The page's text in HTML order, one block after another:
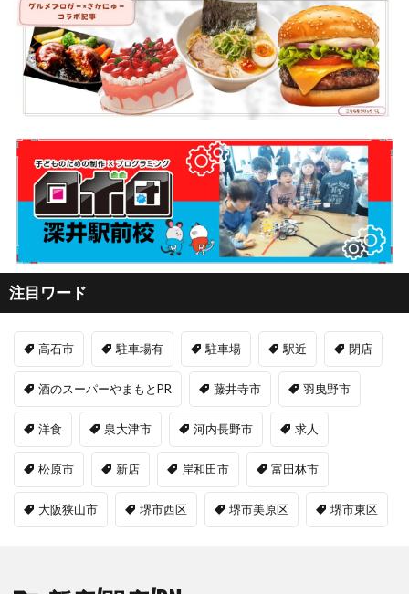
注目ワード
高石市 駐車場有 駐車場 駅近 閉店
酒のスーパーやまもとPR 藤井寺市 羽曳野市
洋食 泉大津市 河内長野市 求人
松原市 新店 岸和田市 富田林市
大阪狭山市 堺市西区 堺市美原区 堺市東区